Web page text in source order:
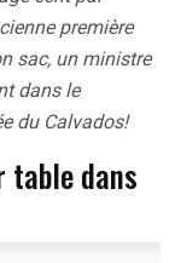
première
sac, un ministre
dans le
du Calvados!
table dans